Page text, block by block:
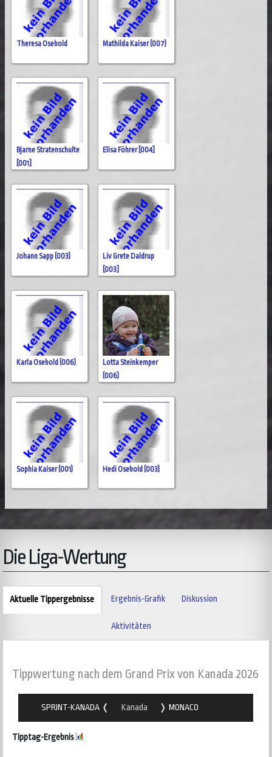
Theresa Osebold Mathilda Kaiser (007)
Bjarne Stratenschulte
[001]
Elisa Föhrer [004]
Johann Sapp (003)
Liv Grete Daldrup
[003]
Karla Osebold (006)
Lotta Steinkemper
(006)
Sophia Kaiser (001) Hedi Osebold (003)
Die Liga-Wertung
Aktuelle Tippergebnisse Ergebnis-Grafik Diskussion
Aktivitäten
Tippwertung nach dem Grand Prix von Kanada 2026
SPRINT-KANADA Kanada MONACO
Tipptag-Ergebnis